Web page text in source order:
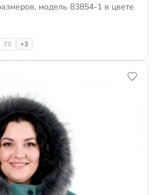
модель 83854-1 в цвете
70 +3